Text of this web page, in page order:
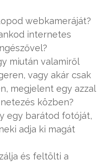
webkameráját?
internetes
miután valamiről
vagy akár csak
megjelent egy azzal
közben?
egy barátod fotóját,
adja ki magát
és feltölti a